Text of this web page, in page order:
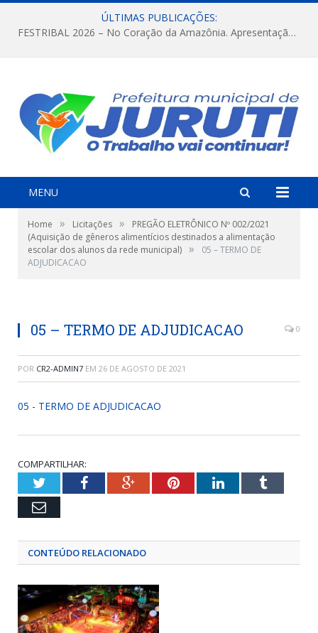
ÚLTIMAS PUBLICAÇÕES:
FESTRIBAL 2026 – No Coração da Amazônia. Apresentação da Munduruku.
MENU
Home » Licitações »
PREGÃO ELETRÔNICO Nº 002/2021
(Aquisição de gêneros alimentícios destinados a alimentação
escolar dos alunos da rede municipal) »
05 – TERMO DE
ADJUDICACAO
05 – TERMO DE ADJUDICACAO 0
POR CR2-ADMIN7 EM 26 DE AGOSTO DE 2021
05 - TERMO DE ADJUDICACAO
COMPARTILHAR:
TwitterFacebookGoogle+PinterestLinkedInTumblr
Email
CONTEÚDO RELACIONADO